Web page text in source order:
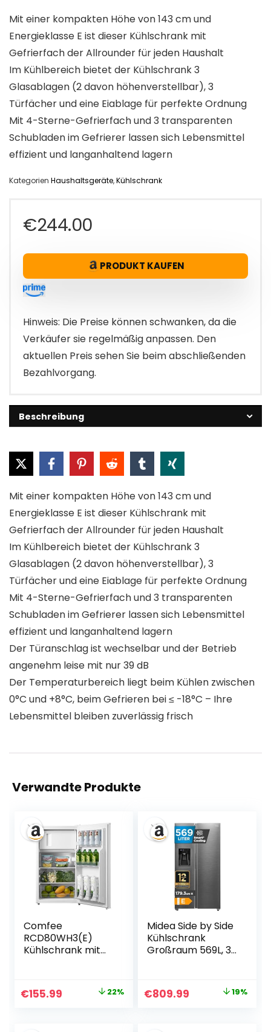
Mit einer kompakten Höhe von 143 cm und
Energieklasse E ist dieser Kühlschrank mit
Gefrierfach der Allrounder für jeden Haushalt
Im Kühlbereich bietet der Kühlschrank 3
Glasablagen (2 davon höhenverstellbar), 3
Türfächer und eine Eiablage für perfekte Ordnung
Mit 4-Sterne-Gefrierfach und 3 transparenten
Schubladen im Gefrierer lassen sich Lebensmittel
effizient und langanhaltend lagern
Kategorien Haushaltsgeräte,Kühlschrank
€244.00
PRODUKT KAUFEN
Hinweis: Die Preise können schwanken, da die
Verkäufer sie regelmäßig anpassen. Den
aktuellen Preis sehen Sie beim abschließenden
Bezahlvorgang.
Beschreibung
Mit einer kompakten Höhe von 143 cm und
Energieklasse E ist dieser Kühlschrank mit
Gefrierfach der Allrounder für jeden Haushalt
Im Kühlbereich bietet der Kühlschrank 3
Glasablagen (2 davon höhenverstellbar), 3
Türfächer und eine Eiablage für perfekte Ordnung
Mit 4-Sterne-Gefrierfach und 3 transparenten
Schubladen im Gefrierer lassen sich Lebensmittel
effizient und langanhaltend lagern
Der Türanschlag ist wechselbar und der Betrieb
angenehm leise mit nur 39 dB
Der Temperaturbereich liegt beim Kühlen zwischen
0°C und +8°C, beim Gefrieren bei ≤ -18°C – Ihre
Lebensmittel bleiben zuverlässig frisch
Verwandte Produkte
Comfee
RCD80WH3(E)
Kühlschrank mit
Kühlschrank/mit 12
L Gefrierfach/ -18
Ursprünglicher
€155.99 Aktueller22%
Midea Side by Side
Kühlschrank
Großraum 569L, 3-
mit
Festwasseranschl
Ursprünglicher
€809.99 Aktueller19%